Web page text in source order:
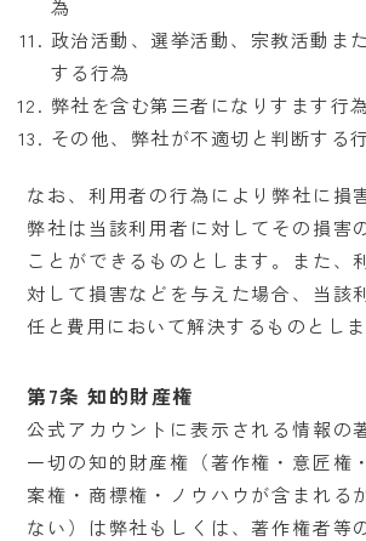
為
政治活動、選挙活動、宗教活動ま
する行為
弊社を含む第三者になりすます行為
その他、弊社が不適切と判断する
なお、利用者の行為により弊社に損
弊社は当該利用者に対してその損害
ことができるものとします。また、
対して損害などを与えた場合、当該
任と費用において解決するものとしま
第7条 知的財産権
公式アカウントに表示される情報の
一切の知的財産権（著作権・意匠権
案権・商標権・ノウハウが含まれる
ない）は弊社もしくは、著作権者等